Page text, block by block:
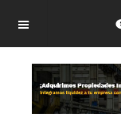
OFF CANVAS